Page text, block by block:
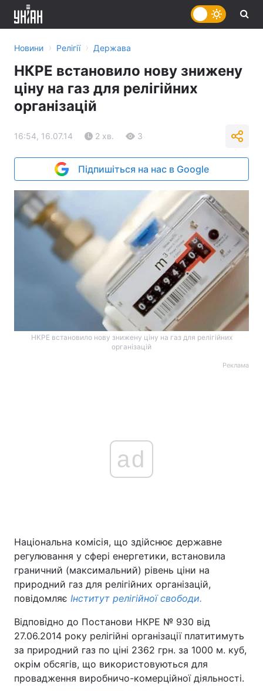
Головна Війна
Україна Політика
Економіка Світ
Спорт Наука
Техно і зв'язок Лайт
Новини › Релігії › Держава
НКРЕ встановило нову знижену
ціну на газ для релігійних
організацій
16:54, 16.07.14 2 хв. 3
Підпишіться на нас в Google
НКРЕ встановило нову знижену ціну на газ для релігійних
організацій
Реклама
ad
Національна комісія, що здійснює державне
регулювання у сфері енергетики, встановила
граничний (максимальний) рівень ціни на
природний газ для релігійних організацій,
повідомляє Інститут релігійної свободи.
Відповідно до Постанови НКРЕ № 930 від
27.06.2014 року релігійні організації платитимуть
за природний газ по ціні 2362 грн. за 1000 м. куб,
окрім обсягів, що використовуються для
провадження виробничо-комерційної діяльності.